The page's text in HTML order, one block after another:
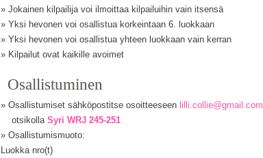
» Jokainen kilpailija voi ilmoittaa kilpailuihin vain itsensä
» Yksi hevonen voi osallistua korkeintaan 6. luokkaan
» Yksi hevonen voi osallistua yhteen luokkaan vain kerran
» Kilpailut ovat kaikille avoimet
Osallistuminen
» Osallistumiset sähköpostitse osoitteeseen lilli.collie@gmail.com
otsikolla Syri WRJ 245-251
» Osallistumismuoto:
Luokka nro(t)